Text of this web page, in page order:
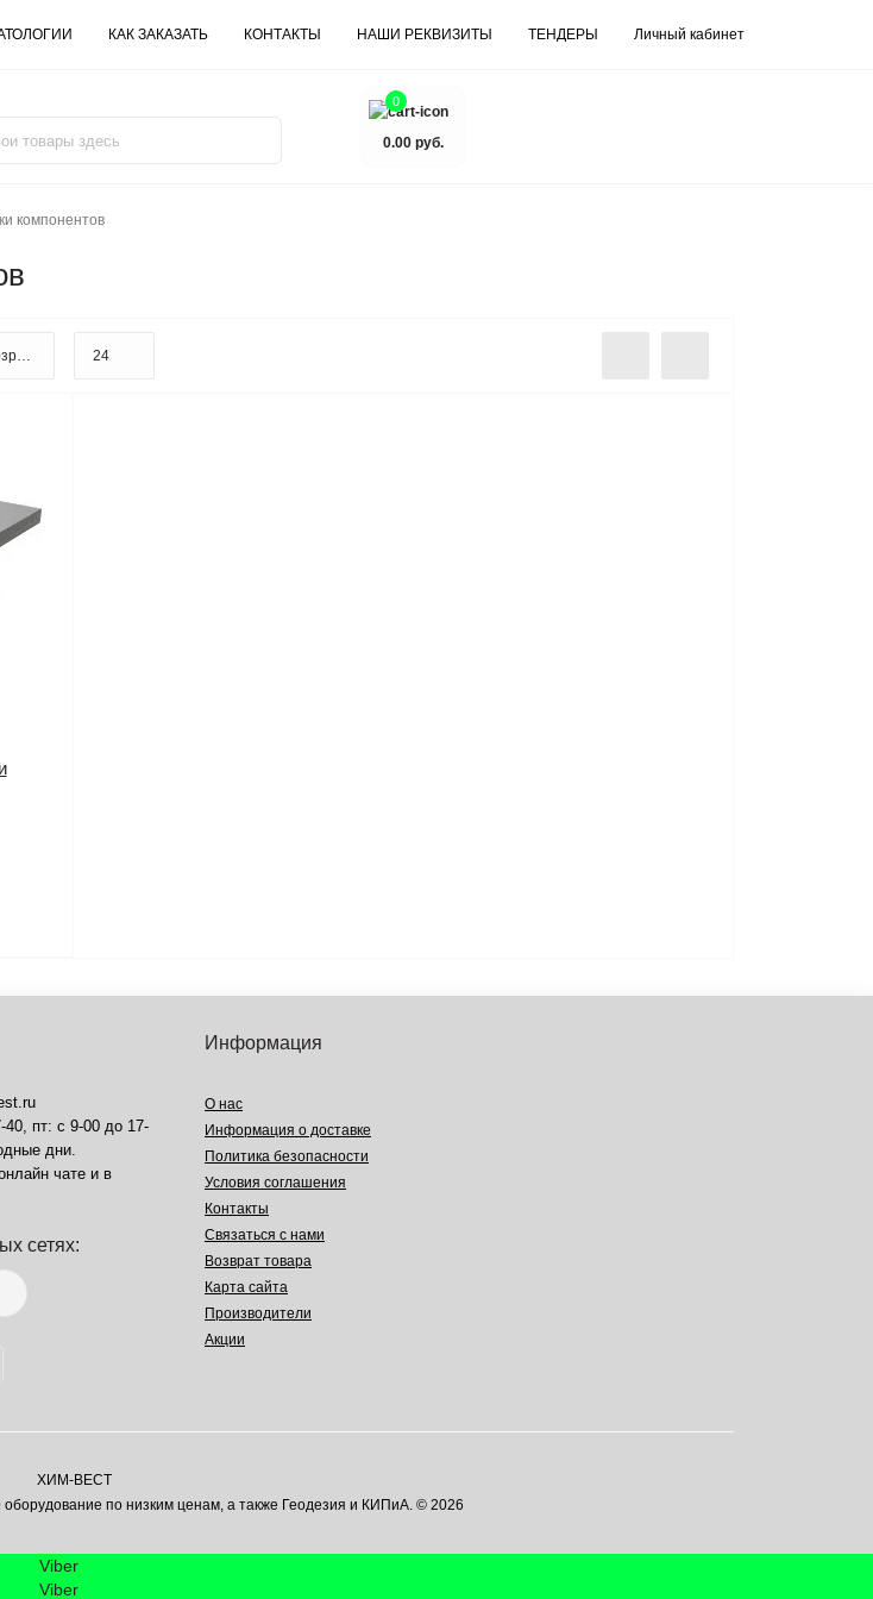
КАК ЗАКАЗАТЬ КОНТАКТЫ НАШИ РЕКВИЗИТЫ ТЕНДЕРЫ Личный кабинет
0
0.00 руб.
компонентов
40, пт: с 9-00 до 17-
дни.
чате и в
сетях:
Информация
О нас
Информация о доставке
Политика безопасности
Условия соглашения
Контакты
Связаться с нами
Возврат товара
Карта сайта
Производители
Акции
ХИМ-ВЕСТ
по низким ценам, а также Геодезия и КИПиА. © 2026
Viber
Viber